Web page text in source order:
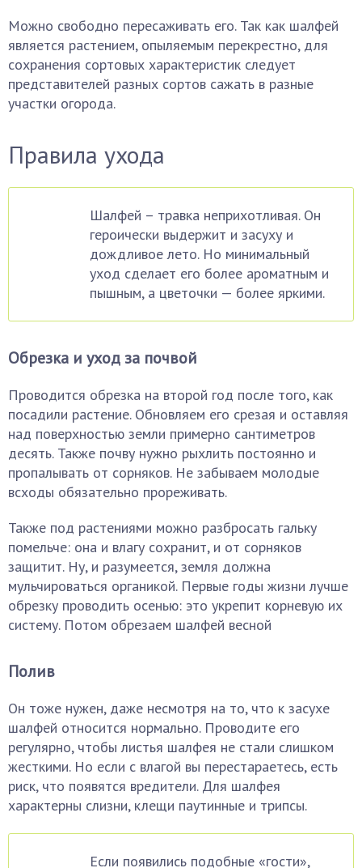
Можно свободно пересаживать его. Так как шалфей
является растением, опыляемым перекрестно, для
сохранения сортовых характеристик следует
представителей разных сортов сажать в разные
участки огорода.
Правила ухода
Шалфей – травка неприхотливая. Он
героически выдержит и засуху и
дождливое лето. Но минимальный
уход сделает его более ароматным и
пышным, а цветочки — более яркими.
Обрезка и уход за почвой
Проводится обрезка на второй год после того, как
посадили растение. Обновляем его срезая и оставляя
над поверхностью земли примерно сантиметров
десять. Также почву нужно рыхлить постоянно и
пропалывать от сорняков. Не забываем молодые
всходы обязательно прореживать.
Также под растениями можно разбросать гальку
помельче: она и влагу сохранит, и от сорняков
защитит. Ну, и разумеется, земля должна
мульчироваться органикой. Первые годы жизни лучше
обрезку проводить осенью: это укрепит корневую их
систему. Потом обрезаем шалфей весной
Полив
Он тоже нужен, даже несмотря на то, что к засухе
шалфей относится нормально. Проводите его
регулярно, чтобы листья шалфея не стали слишком
жесткими. Но если с влагой вы перестараетесь, есть
риск, что появятся вредители. Для шалфея
характерны слизни, клещи паутинные и трипсы.
Если появились подобные «гости»,